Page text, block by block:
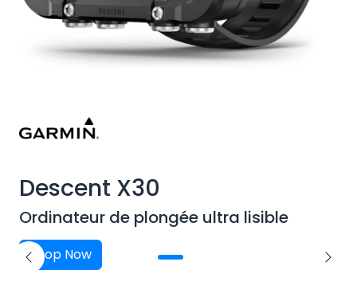
Descent X30
Ordinateur de plongée ultra lisible
Shop Now
Previous Next